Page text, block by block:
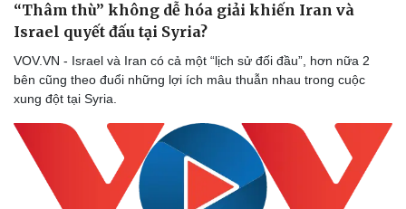
“Thâm thù” không dễ hóa giải khiến Iran và
Israel quyết đấu tại Syria?
VOV.VN - Israel và Iran có cả một “lịch sử đối đầu”, hơn nữa 2
bên cũng theo đuổi những lợi ích mâu thuẫn nhau trong cuộc
xung đột tại Syria.